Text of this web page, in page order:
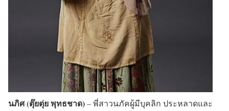
นภิศ (ตุ๊ยตุ่ย พุทธชาด)– พี่สาวนภัคผู้มีบุคลิก ประหลาดและ